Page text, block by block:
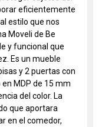
eficientemente
estilo que nos
Moveli de Be
y funcional que
Es un mueble
y 2 puertas con
MDP de 15 mm
del color. La
que aportara
en el comedor,